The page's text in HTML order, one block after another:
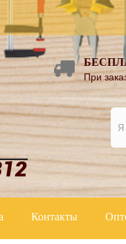
При
Контакты